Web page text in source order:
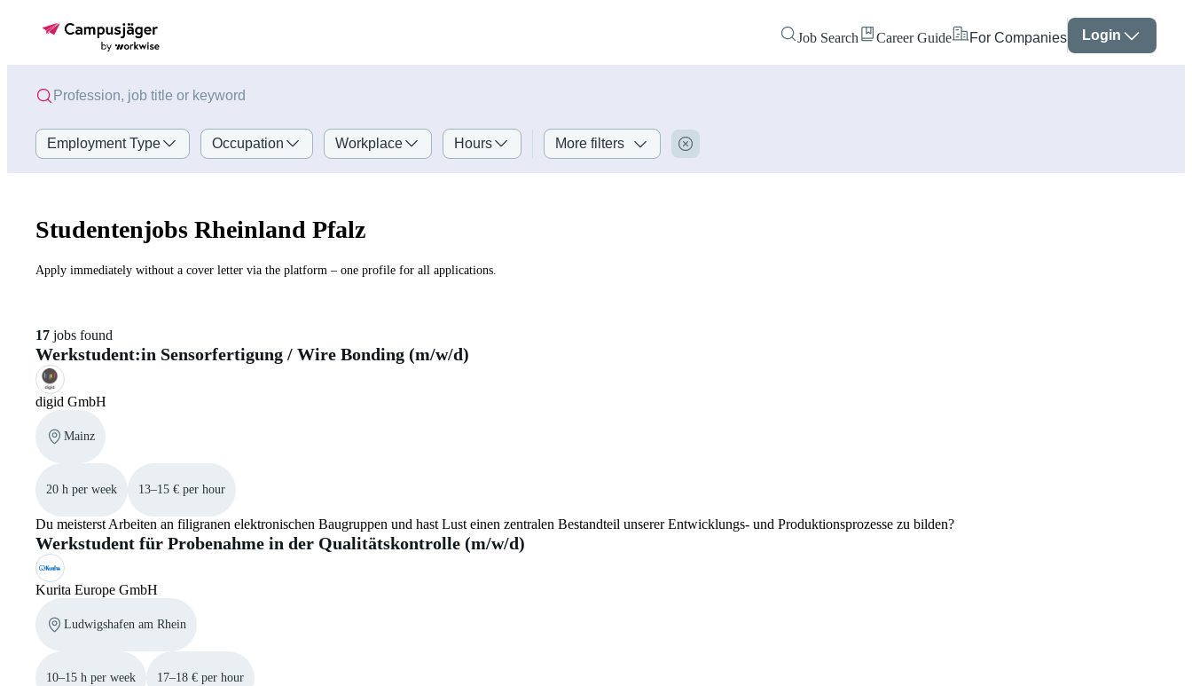
Job Search Career Guide For Companies Login
Employment Type Occupation Workplace Hours More filters
Studentenjobs Rheinland Pfalz
Apply immediately without a cover letter via the platform – one profile for all applications.
17 jobs found
Werkstudent:in Sensorfertigung / Wire Bonding (m/w/d)
digid GmbH
Mainz
20 h per week 13–15 € per hour
Du meisterst Arbeiten an filigranen elektronischen Baugruppen und hast Lust einen zentralen Bestandteil unserer Entwicklungs- und Produktionsprozesse zu bilden?
Werkstudent für Probenahme in der Qualitätskontrolle (m/w/d)
Kurita Europe GmbH
Ludwigshafen am Rhein
10–15 h per week 17–18 € per hour